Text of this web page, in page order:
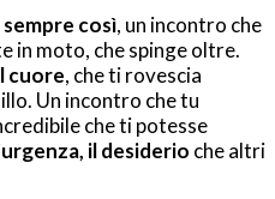
così, un incontro che
in moto, che spinge oltre.
cuore, che ti rovescia
Un incontro che tu
che ti potesse
il desiderio che altri